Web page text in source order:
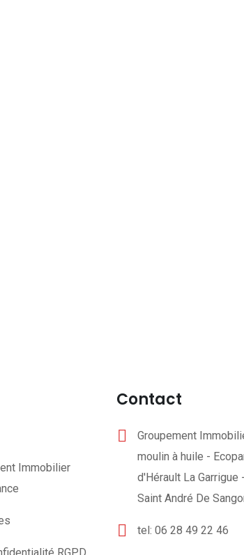
Immobilier
Contact
Groupement
moulin à huile -
d'Hérault La Garrigue
Saint André De
tel: 06 28 49 22 46